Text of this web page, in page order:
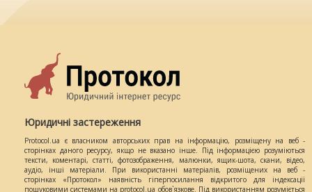
Юридичні застереження
Protocol.ua є власником авторських прав на інформацію, розміщену на веб -
сторінках даного ресурсу, якщо не вказано інше. Під інформацією розуміються
тексти, коментарі, статті, фотозображення, малюнки, ящик-шота, скани, відео,
аудіо, інші матеріали. При використанні матеріалів, розміщених на веб -
сторінках «Протокол» наявність гіперпосилання відкритого для індексації
пошуковими системами на protocol.ua обов`язкове. Під використанням розуміється